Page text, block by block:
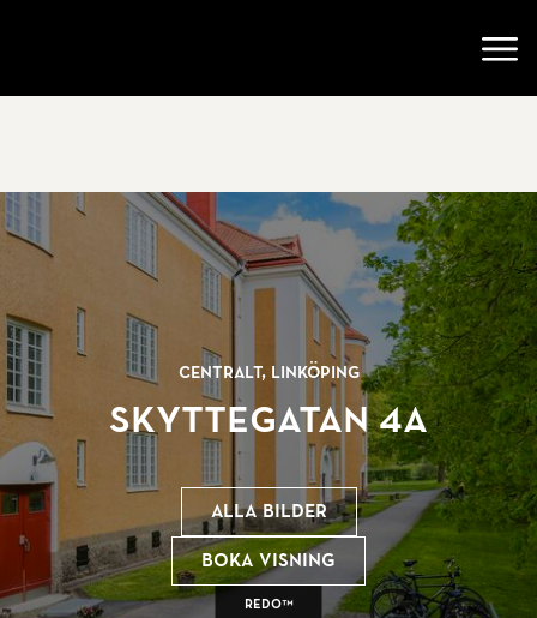
Centralt, Linköping
Skyttegatan 4A
REDO™
Alla bilder
Boka visning